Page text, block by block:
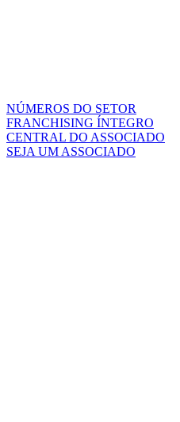
NÚMEROS DO SETOR
FRANCHISING ÍNTEGRO
CENTRAL DO ASSOCIADO
SEJA UM ASSOCIADO